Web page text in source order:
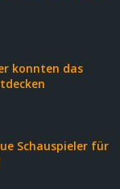
konnten das
Schauspieler für